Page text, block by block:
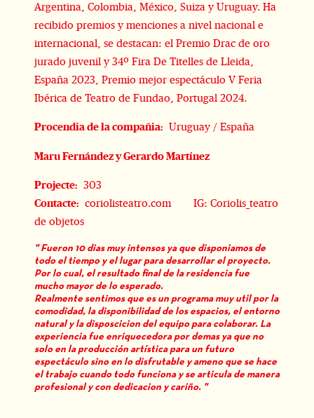
Argentina, Colombia, México, Suiza y Uruguay. Ha
recibido premios y menciones a nivel nacional e
internacional, se destacan: el Premio Drac de oro
jurado juvenil y 34º Fira De Titelles de Lleida,
España 2023, Premio mejor espectáculo V Feria
Ibérica de Teatro de Fundao, Portugal 2024.
Procendia de la compañia: Uruguay / España
Maru Fernández y Gerardo Martínez
Projecte: 303
Contacte: coriolisteatro.com IG: Coriolis_teatro
de objetos
" Fueron 10 dias muy intensos ya que disponiamos de
todo el tiempo y el lugar para desarrollar el proyecto.
Por lo cual, el resultado final de la residencia fue
mucho mayor de lo esperado.
Realmente sentimos que es un programa muy util por la
comodidad, la disponibilidad de los espacios, el entorno
natural y la disposcicion del equipo para colaborar. La
experiencia fue enriquecedora por demas ya que no
solo en la producción artística para un futuro
espectáculo sino en lo disfrutable y ameno que se hace
el trabajo cuando todo funciona y se articula de manera
profesional y con dedicacion y cariño. "